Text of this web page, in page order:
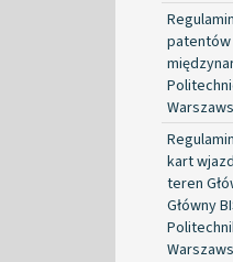
patentów
kart
teren
Główny